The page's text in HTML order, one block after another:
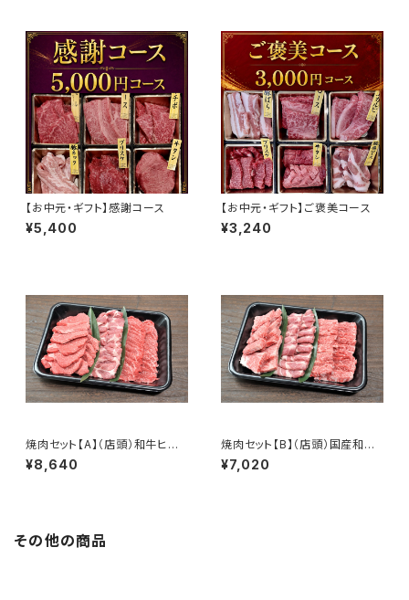
【お中元・ギフト】感謝コース
¥5,400
【お中元・ギフト】ご褒美コース
¥3,240
焼肉セット【A】（店頭）和牛ヒレ・
モモ 豚肩ロース
¥8,640
焼肉セット【B】（店頭）国産和牛
背ロース・モモ 豚肩ロース
¥7,020
その他の商品